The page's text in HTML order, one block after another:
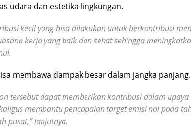
udara dan estetika lingkungan.
kecil yang bisa dilakukan untuk berkontribusi
kerja yang baik dan sehat sehingga
membawa dampak besar dalam jangka panjang.
tersebut dapat memberikan kontribusi dalam upaya
membantu pencapaian target emisi nol pada
pusat,” lanjutnya.